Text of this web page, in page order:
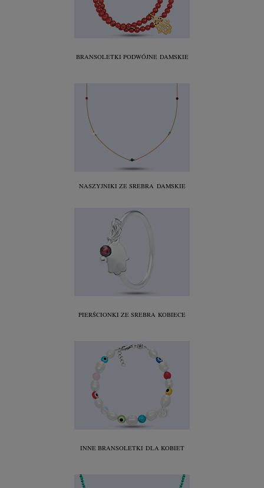
BRANSOLETKI PODWÓJNEDAMSKIE
NASZYJNIKI ZE SREBRA DAMSKIE
PIERŚCIONKI ZE SREBRA KOBIECE
INNE BRANSOLETKI DLA KOBIET